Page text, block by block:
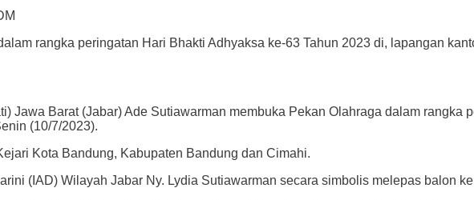
rangka peringatan Hari Bhakti Adhyaksa ke-63 Tahun 2023 di, lapangan
Jawa Barat (Jabar) Ade Sutiawarman membuka Pekan Olahraga dalam rangka
(10/7/2023).
Kota Bandung, Kabupaten Bandung dan Cimahi.
(IAD) Wilayah Jabar Ny. Lydia Sutiawarman secara simbolis melepas balon